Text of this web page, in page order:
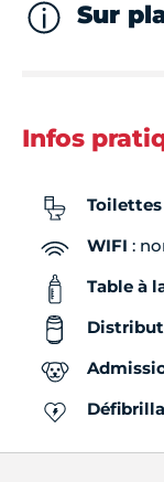
Sur
Infos
Toilettes
WIFI :
Table à